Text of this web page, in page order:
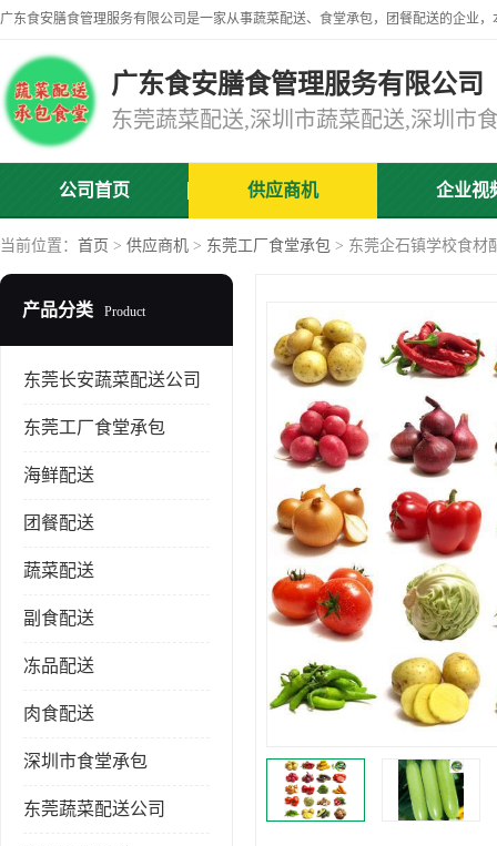
广东食安膳食管理服务有限公司
公司首页 供应商机 企业视
当前位置： 首页 > 供应商机 > 东莞工厂食堂承包 > 东莞企石镇学校食材
产品分类 Product
东莞长安蔬菜配送公司
东莞工厂食堂承包
海鲜配送
团餐配送
蔬菜配送
副食配送
冻品配送
肉食配送
深圳市食堂承包
东莞蔬菜配送公司